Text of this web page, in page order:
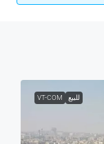
للبيع VT-COM